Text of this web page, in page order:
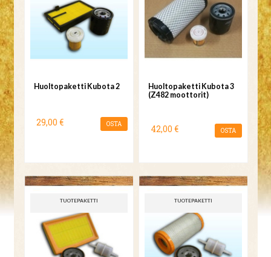
Huoltopaketti Kubota 2
29,00 € OSTA
Huoltopaketti Kubota 3
(Z482 moottorit)
42,00 € OSTA
TUOTEPAKETTI TUOTEPAKETTI